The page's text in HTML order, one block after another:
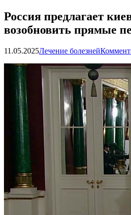
Россия предлагает
возобновить прямые
11.05.2025Лечение болезней